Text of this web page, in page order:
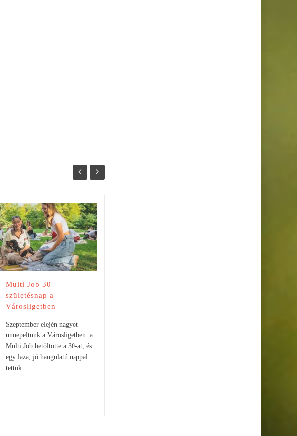
Multi Job 30 —
születésnap a
Városligetben
Szeptember elején nagyot
ünnepeltünk a Városligetben: a
Multi Job betöltötte a 30-at, és
egy laza, jó hangulatú nappal
tettük...